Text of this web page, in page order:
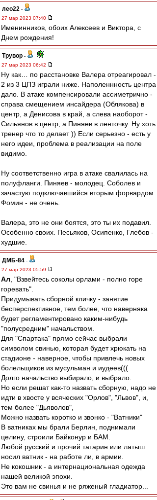
лео22 -
27 мар 2023 07:40
Именинников, обоих Алексеев и Виктора, с
Днем рождения!
Трувор -
27 мар 2023 06:42
Ну как… по расстановке Валера отреагировал -
2 из 3 ЦПЗ играли ниже. Наполеннность центра
дало. В атаке компенсировали ассиметрично -
справа смещением инсайдера (Облякова) в
центр, а Денисова в край, а слева наоборот -
Сильянов в центр, а Пиняев в ленточку. Ну хоть
тренер что то делает )) Если серьезно - есть у
него идеи, проблема в реализации на поле
видимо.
Ну соответственно игра в атаке свалилась на
полуфланги. Пиняев - молодец. Соболев и
зачастую подключавшийся вторым форвардом
Фомин - не очень.
Валера, это не они боятся, это ты их подавил.
Особенно своих. Песьяков, Осипенко, Глебов -
худшие.
ДМБ-84 -
27 мар 2023 05:59
Ал , "Взвейтесь соколы орлами - полно горе
горевать".
Придумывать сборной кличку - занятие
бесперспективное, тем более, что наверняка
будет регламентировано каким-нибудь
"полусредним" начальством.
Для "Спартака" прямо сейчас выбрали
символом свинью, которая будет хрюкать на
стадионе - наверное, чтобы привлечь новых
болельщиков из мусульман и иудеев(((
Долго начальство выбирало, и выбрало.
Но если решат как-то назвать сборную, надо не
идти в хвосте у всяческих "Орлов", "Львов", и,
тем более "Дьяволов",
Можно назвать коротко и звонко - "Ватники"
В ватниках мы брали Берлин, поднимали
целину, строили Байконур и БАМ.
Любой русский и прочий татарин или латыш
носил ватник - на работе ли, в армии.
Не кокошник - а интернациональная одежда
нашей великой эпохи.
Это вам не свинья и не ряженый гладиатор...